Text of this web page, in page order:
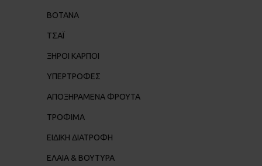
ΒΟΤΑΝΑ
ΤΣΑΪ
ΞΗΡΟΙ ΚΑΡΠΟΙ
ΥΠΕΡΤΡΟΦΕΣ
ΑΠΟΞΗΡΑΜΕΝΑ ΦΡΟΥΤΑ
ΤΡΟΦΙΜΑ
ΕΙΔΙΚΗ ΔΙΑΤΡΟΦΗ
ΕΛΑΙΑ & ΒΟΥΤΥΡΑ